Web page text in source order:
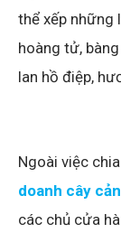
thể xếp những
hoàng tử,
lan hồ điệp,
Ngoài việc
doanh cây
các chủ cửa